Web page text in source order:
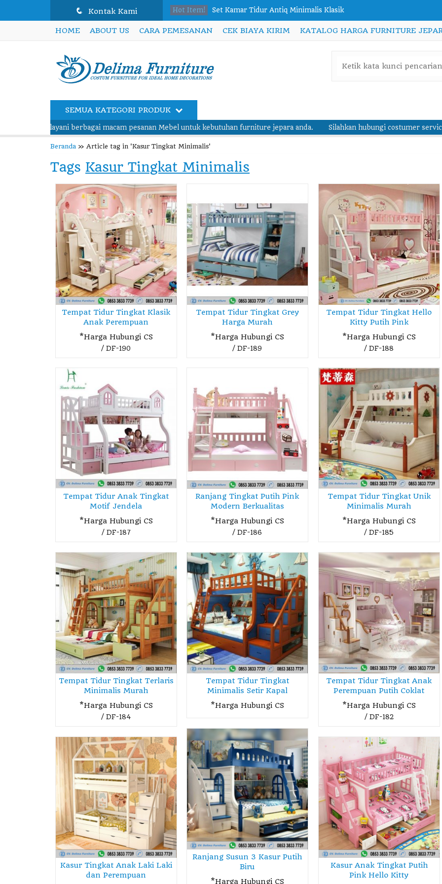
q Kontak Kami Hot Item! Set Kamar Tidur Klasik Antiq Kimmy
Kursi Cafe Minimalis Modern Squared Jati
Tempat Tidur Tingkat Anak perempuan Putih Pink
Dipan Jati Headboard Busa 3 Panel Cream Modern
HOME ABOUT US CARA PEMESANAN CEK BIAYA KIRIM KATALOG HARGA FURNITURE
SEMUA KATEGORI PRODUK
melayani berbagai macam pesanan Mebel untuk kebutuhan furniture jepara anda. Silahkan hubungi costumer service kami
Beranda » Article tag in 'Kasur Tingkat Minimalis'
Tags Kasur Tingkat Minimalis
Tempat Tidur Tingkat Klasik
Anak Perempuan
*Harga Hubungi CS
/ DF-190
Tempat Tidur Tingkat Grey
Harga Murah
*Harga Hubungi CS
/ DF-189
Tempat Tidur Tingkat Hello
Kitty Putih Pink
*Harga Hubungi CS
/ DF-188
Tempat Tidur Anak Tingkat
Motif Jendela
*Harga Hubungi CS
/ DF-187
Ranjang Tingkat Putih Pink
Modern Berkualitas
*Harga Hubungi CS
/ DF-186
Tempat Tidur Tingkat Unik
Minimalis Murah
*Harga Hubungi CS
/ DF-185
Tempat Tidur Tingkat Terlaris
Minimalis Murah
*Harga Hubungi CS
/ DF-184
Tempat Tidur Tingkat
Minimalis Setir Kapal
*Harga Hubungi CS
Tempat Tidur Tingkat Anak
Perempuan Putih Coklat
*Harga Hubungi CS
/ DF-182
Ranjang Susun 3 Kasur Putih
Biru
*Harga Hubungi CS
Kasur Tingkat Anak Laki Laki
dan Perempuan
Kasur Anak Tingkat Putih
Pink Hello Kitty
Sofa Sectional
Ready Stock
SKU: DF-694
Bufet Tv Minimalis
Ready Stock
SKU: DF-722
Kursi Cafe Unik
*Harga
CS
SKU: DF-204